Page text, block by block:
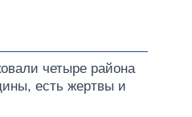
четыре района
есть жертвы и